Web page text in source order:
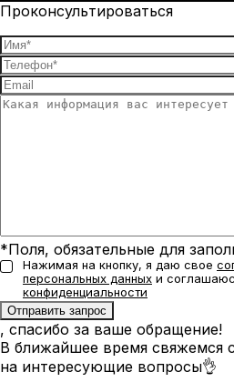
Проконсультироваться
*Поля, обязательные для
Нажимая на кнопку, я даю свое
персональных данных и
конфиденциальности
, спасибо за ваше обращение!
В ближайшее время свяжемся
на интересующие вопросы👌